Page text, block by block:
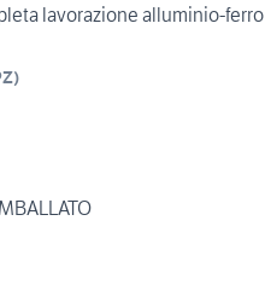
lavorazione alluminio-ferro
)